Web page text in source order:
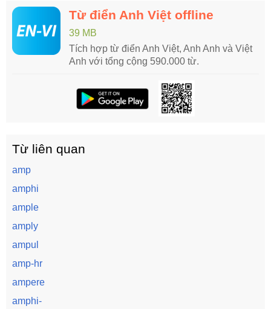
Từ điển Anh Việt offline
39 MB
Tích hợp từ điển Anh Việt, Anh Anh và Việt
Anh với tổng cộng 590.000 từ.
Từ liên quan
amp
amphi
ample
amply
ampul
amp-hr
ampere
amphi-